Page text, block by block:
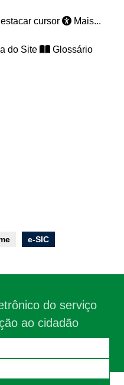
cursor
Mais...
do Site Glossário
e-SIC
do serviço
ao cidadão